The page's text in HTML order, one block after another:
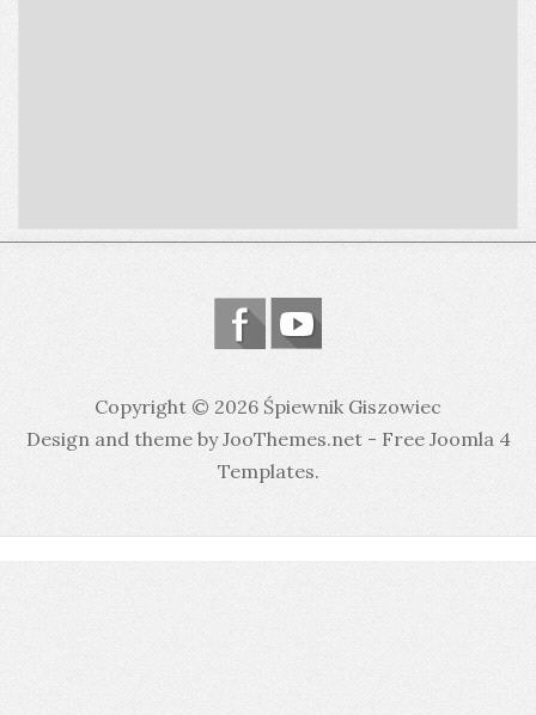
Copyright © 2026 Śpiewnik Giszowiec
Design and theme by JooThemes.net - Free Joomla 4
Templates.